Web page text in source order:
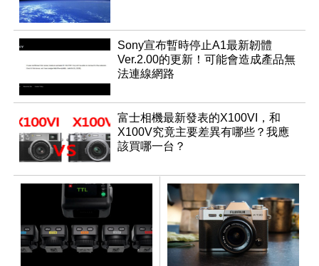
Sony宣布暫時停止A1最新韌體
Ver.2.00的更新！可能會造成產品無
法連線網路
富士相機最新發表的X100VI，和
X100V究竟主要差異有哪些？我應
該買哪一台？